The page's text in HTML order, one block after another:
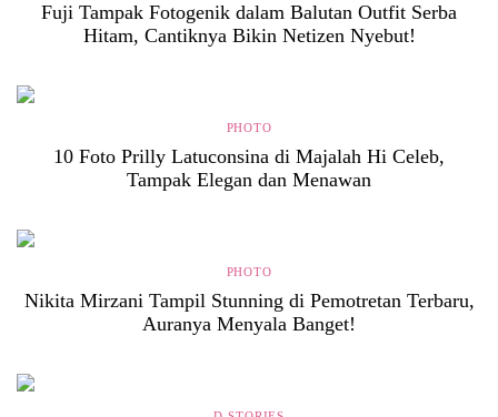
Fuji Tampak Fotogenik dalam Balutan Outfit Serba
Hitam, Cantiknya Bikin Netizen Nyebut!
PHOTO
10 Foto Prilly Latuconsina di Majalah Hi Celeb,
Tampak Elegan dan Menawan
PHOTO
Nikita Mirzani Tampil Stunning di Pemotretan Terbaru,
Auranya Menyala Banget!